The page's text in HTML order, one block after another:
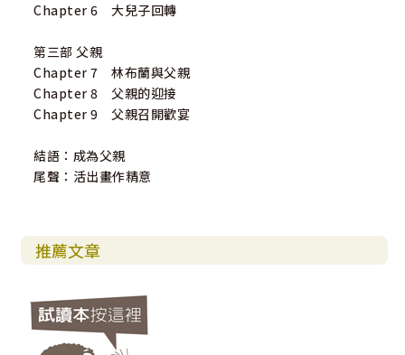
Chapter 6 大兒子回轉
第三部 父親
Chapter 7 林布蘭與父親
Chapter 8 父親的迎接
Chapter 9 父親召開歡宴
結語：成為父親
尾聲：活出畫作精意
推薦文章